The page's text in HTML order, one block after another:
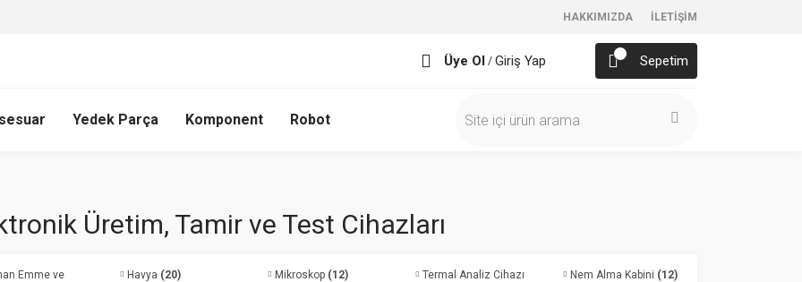
HAKKIMIZDA İLETİŞİM
Üye Ol / Giriş Yap Sepetim
Yedek Parça Komponent Robot
Üretim, Tamir ve Test Cihazları
Emme ve
Havya (20) Mikroskop (12)
Termal Analiz Cihazı
Nem Alma Kabini (12)